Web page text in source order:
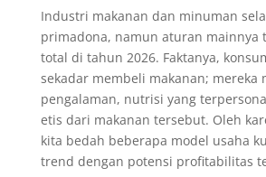
Industri makanan dan minuman
primadona, namun aturan mainnya
total di tahun 2026. Faktanya,
sekadar membeli makanan; mereka
pengalaman, nutrisi yang
etis dari makanan tersebut. Oleh
kita bedah beberapa model usaha
trend dengan potensi profitabilitas